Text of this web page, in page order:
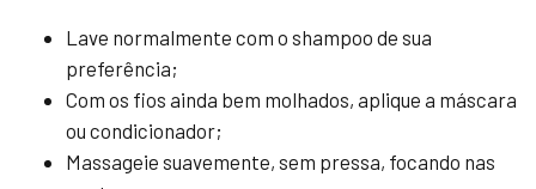
Lave normalmente com o shampoo de sua
preferência;
Com os fios ainda bem molhados, aplique a máscara
ou condicionador;
Massageie suavemente, sem pressa, focando nas